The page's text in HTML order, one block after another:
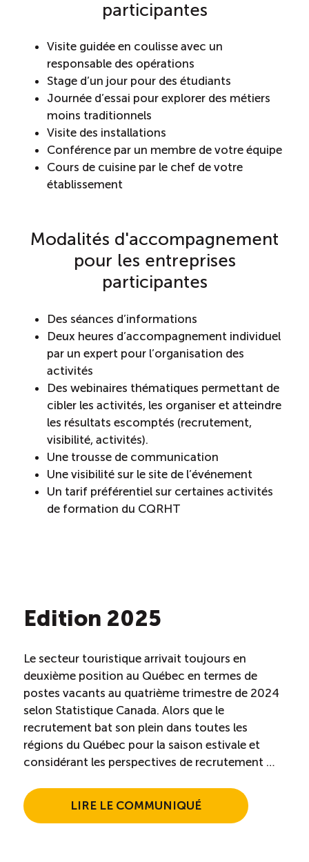
participantes
Visite guidée en coulisse avec un
responsable des opérations
Stage d’un jour pour des étudiants
Journée d’essai pour explorer des métiers
moins traditionnels
Visite des installations
Conférence par un membre de votre équipe
Cours de cuisine par le chef de votre
établissement
Modalités d'accompagnement
pour les entreprises
participantes
Des séances d’informations
Deux heures d’accompagnement individuel
par un expert pour l’organisation des
activités
Des webinaires thématiques permettant de
cibler les activités, les organiser et atteindre
les résultats escomptés (recrutement,
visibilité, activités).
Une trousse de communication
Une visibilité sur le site de l’événement
Un tarif préférentiel sur certaines activités
de formation du CQRHT
Edition 2025
Le secteur touristique arrivait toujours en
deuxième position au Québec en termes de
postes vacants au quatrième trimestre de 2024
selon Statistique Canada. Alors que le
recrutement bat son plein dans toutes les
régions du Québec pour la saison estivale et
considérant les perspectives de recrutement …
LIRE LE COMMUNIQUÉ